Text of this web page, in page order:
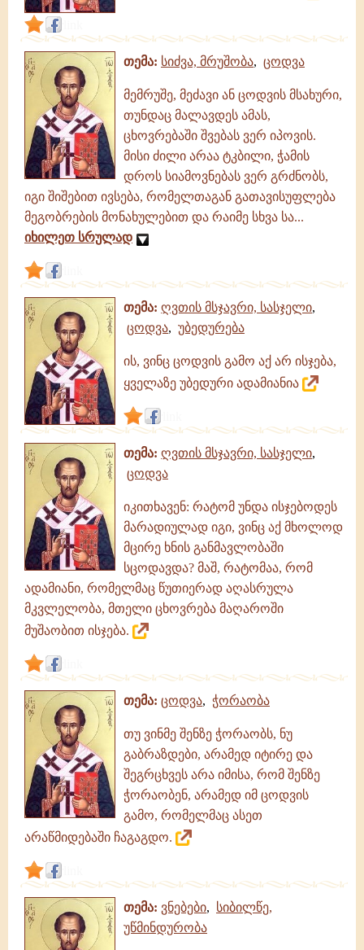
თემა: სიძვა, მრუშობა, ცოდვა
მემრუშე, მეძავი ან ცოდვის მსახური,
თუნდაც მალავდეს ამას,
ცხოვრებაში შვებას ვერ იპოვის.
მისი ძილი არაა ტკბილი, ჭამის
დროს სიამოვნებას ვერ გრძნობს,
იგი შიშებით ივსება, რომელთაგან გათავისუფლება
მეგობრების მონახულებით და რაიმე სხვა სა...
იხილეთ სრულად
თემა: ღვთის მსჯავრი, სასჯელი,
ცოდვა, უბედურება
ის, ვინც ცოდვის გამო აქ არ ისჯება,
ყველაზე უბედური ადამიანია
თემა: ღვთის მსჯავრი, სასჯელი,
ცოდვა
იკითხავენ: რატომ უნდა ისჯებოდეს
მარადიულად იგი, ვინც აქ მხოლოდ
მცირე ხნის განმავლობაში
სცოდავდა? მაშ, რატომაა, რომ
ადამიანი, რომელმაც წუთიერად აღასრულა
მკვლელობა, მთელი ცხოვრება მაღაროში
მუშაობით ისჯება.
თემა: ცოდვა, ჭორაობა
თუ ვინმე შენზე ჭორაობს, ნუ
გაბრაზდები, არამედ იტირე და
შეგრცხვეს არა იმისა, რომ შენზე
ჭორაობენ, არამედ იმ ცოდვის
გამო, რომელმაც ასეთ
არაწმიდებაში ჩაგაგდო.
თემა: ვნებები, სიბილწე,
უწმინდურობა